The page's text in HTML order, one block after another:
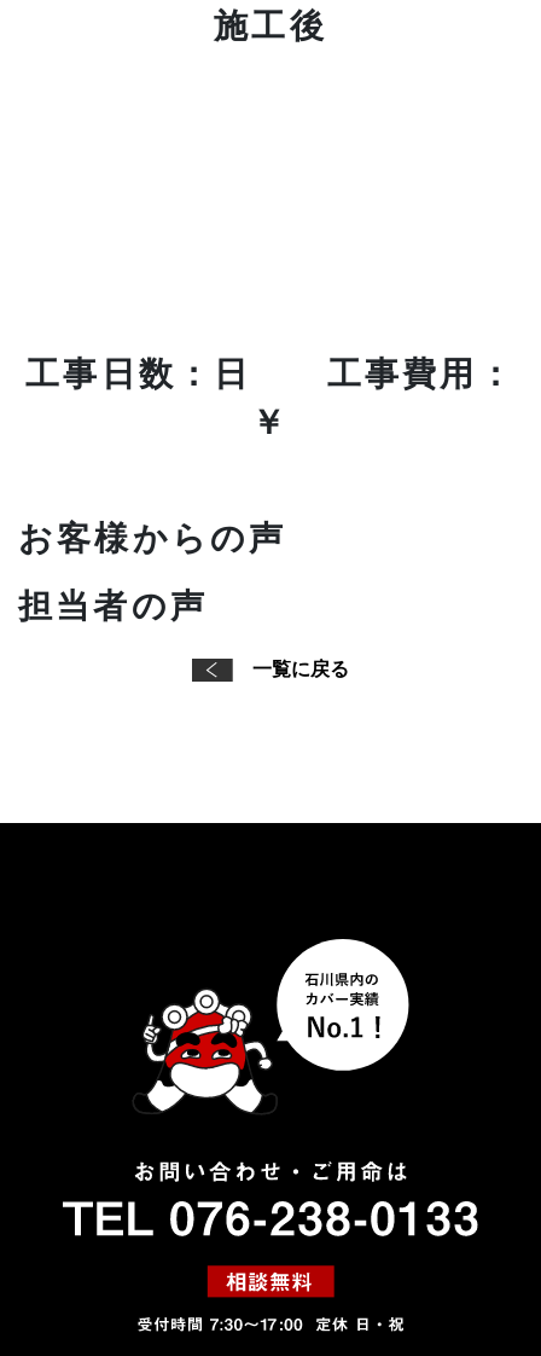
施工後
工事日数：日 工事費用：
￥
お客様からの声
担当者の声
一覧に戻る